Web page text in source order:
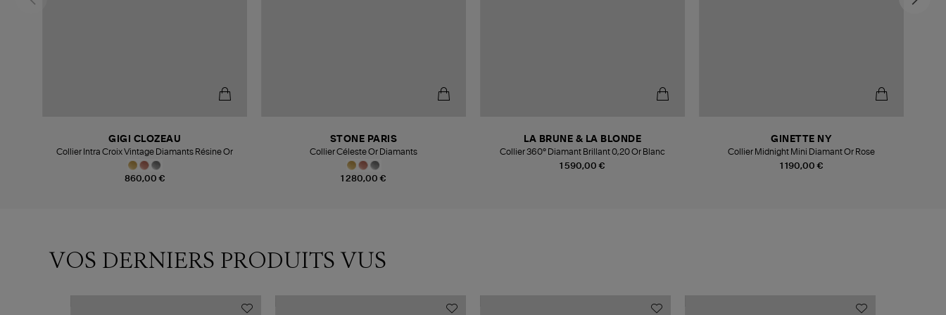
860,00 €
GIGI CLOZEAU
Collier Intra Croix Vintage Diamants Résine Or
1 280,00 €
STONE PARIS
Collier Céleste Or Diamants
1 590,00 €
LA BRUNE & LA BLONDE
Collier 360° Diamant Brillant 0,20 Or Blanc
1 190,00 €
GINETTE NY
Collier Midnight Mini Diamant Or Rose
VOS DERNIERS PRODUITS VUS